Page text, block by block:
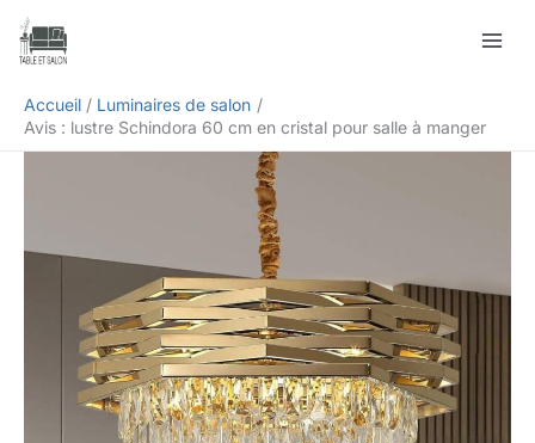
Aller
Accueil
Luminaires de salon
Avis : lustre Schindora 60 cm en cristal pour salle à manger
Rechercher